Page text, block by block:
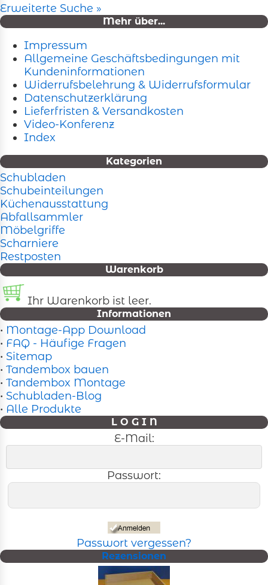
Erweiterte Suche »
Mehr über...
Impressum
Allgemeine Geschäftsbedingungen mit
Kundeninformationen
Widerrufsbelehrung & Widerrufsformular
Datenschutzerklärung
Lieferfristen & Versandkosten
Video-Konferenz
Index
Kategorien
Schubladen
Schubeinteilungen
Küchenausstattung
Abfallsammler
Möbelgriffe
Scharniere
Restposten
Warenkorb
Ihr Warenkorb ist leer.
Informationen
• Montage-App Download
• FAQ - Häufige Fragen
• Sitemap
• Tandembox bauen
• Tandembox Montage
• Schubladen-Blog
• Alle Produkte
L O G I N
E-Mail:
Passwort:
Passwort vergessen?
Rezensionen